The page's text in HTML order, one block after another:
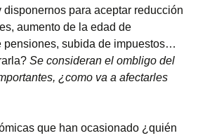
disponernos para aceptar reducción
aumento de la edad de
pensiones, subida de impuestos…
Se consideran el ombligo del
¿como va a afectarles
que han ocasionado ¿quién